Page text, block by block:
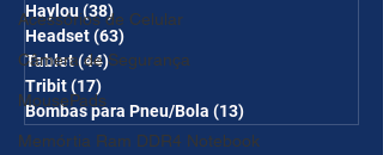
Acessórios de Celular
Câmera de Segurança
MousePads
Memórtia Ram DDR4 Notebook
Haylou(38) 38 posts
Headset(63)
Tablet(44)44 posts
Tribit(17)
Bombas para Pneu/Bola (13)